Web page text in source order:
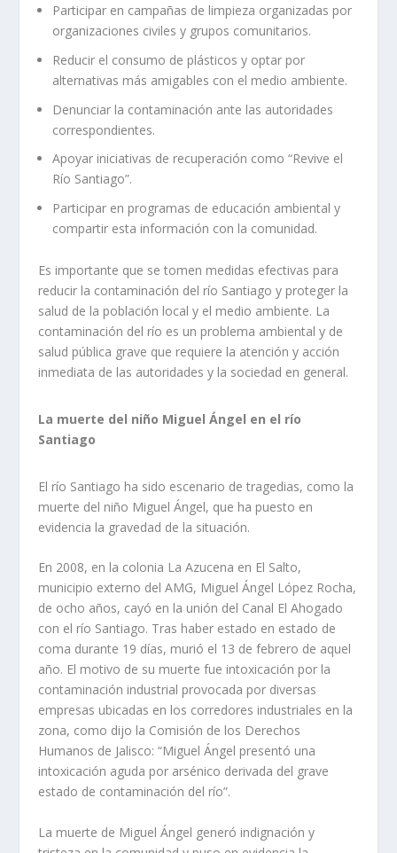
Participar en campañas de limpieza organizadas por
organizaciones civiles y grupos comunitarios.
Reducir el consumo de plásticos y optar por
alternativas más amigables con el medio ambiente.
Denunciar la contaminación ante las autoridades
correspondientes.
Apoyar iniciativas de recuperación como “Revive el
Río Santiago”.
Participar en programas de educación ambiental y
compartir esta información con la comunidad.
Es importante que se tomen medidas efectivas para
reducir la contaminación del río Santiago y proteger la
salud de la población local y el medio ambiente. La
contaminación del río es un problema ambiental y de
salud pública grave que requiere la atención y acción
inmediata de las autoridades y la sociedad en general.
La muerte del niño Miguel Ángel en el río
Santiago
El río Santiago ha sido escenario de tragedias, como la
muerte del niño Miguel Ángel, que ha puesto en
evidencia la gravedad de la situación.
En 2008, en la colonia La Azucena en El Salto,
municipio externo del AMG, Miguel Ángel López Rocha,
de ocho años, cayó en la unión del Canal El Ahogado
con el río Santiago. Tras haber estado en estado de
coma durante 19 días, murió el 13 de febrero de aquel
año. El motivo de su muerte fue intoxicación por la
contaminación industrial provocada por diversas
empresas ubicadas en los corredores industriales en la
zona, como dijo la Comisión de los Derechos
Humanos de Jalisco: “Miguel Ángel presentó una
intoxicación aguda por arsénico derivada del grave
estado de contaminación del río”.
La muerte de Miguel Ángel generó indignación y